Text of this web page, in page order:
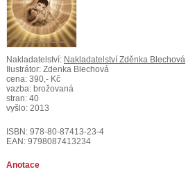
Nakladatelství: Nakladatelství Zděnka Blechová
Ilustrátor: Zdenka Blechová
cena: 390,- Kč
vazba: brožovaná
stran: 40
vyšlo: 2013
ISBN: 978-80-87413-23-4
EAN: 9798087413234
Anotace